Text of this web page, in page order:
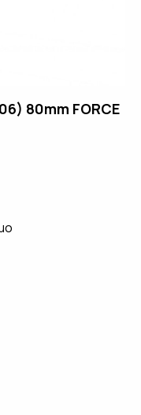
80mm FORCE